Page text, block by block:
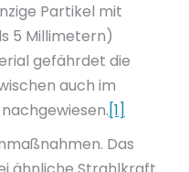
Partikel mit
5 Millimetern)
gefährdet die
auch im
[1]
Das